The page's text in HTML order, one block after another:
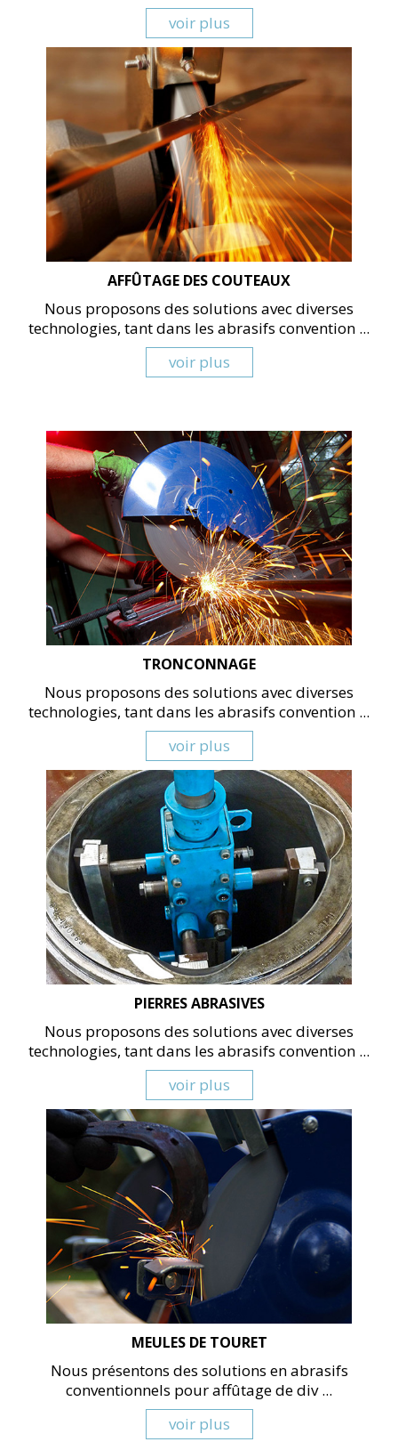
voir plus
AFFÛTAGE DES COUTEAUX
Nous proposons des solutions avec diverses
technologies, tant dans les abrasifs convention ...
voir plus
TRONCONNAGE
Nous proposons des solutions avec diverses
technologies, tant dans les abrasifs convention ...
voir plus
PIERRES ABRASIVES
Nous proposons des solutions avec diverses
technologies, tant dans les abrasifs convention ...
voir plus
MEULES DE TOURET
Nous présentons des solutions en abrasifs
conventionnels pour affûtage de div ...
voir plus